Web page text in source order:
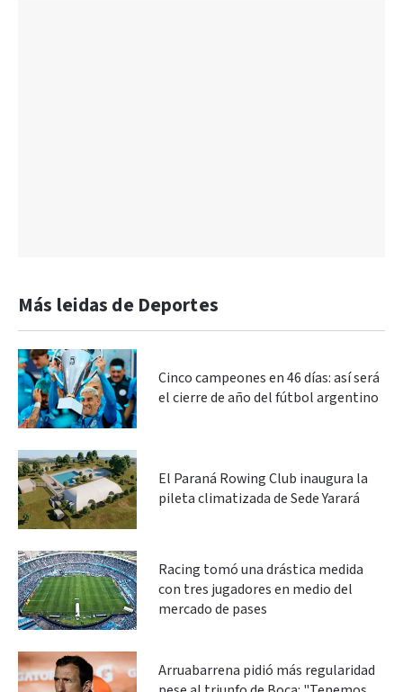
Más leidas de Deportes
Cinco campeones en 46 días: así será
el cierre de año del fútbol argentino
El Paraná Rowing Club inaugura la
pileta climatizada de Sede Yarará
Racing tomó una drástica medida
con tres jugadores en medio del
mercado de pases
Arruabarrena pidió más regularidad